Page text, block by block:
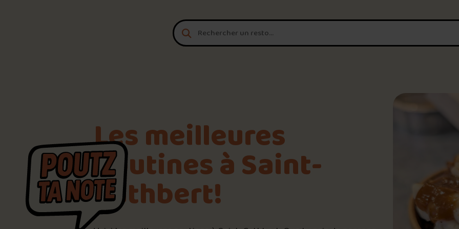
T'es un vrai
Connecte-toipour POUTZ ta
Noter une poutine!
Trouve une POUTZ sur
Palmarès des meilleures
Les meilleures
poutines à Saint-
Cuthbert!